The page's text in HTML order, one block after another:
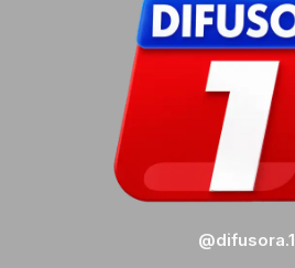
@difusora.1